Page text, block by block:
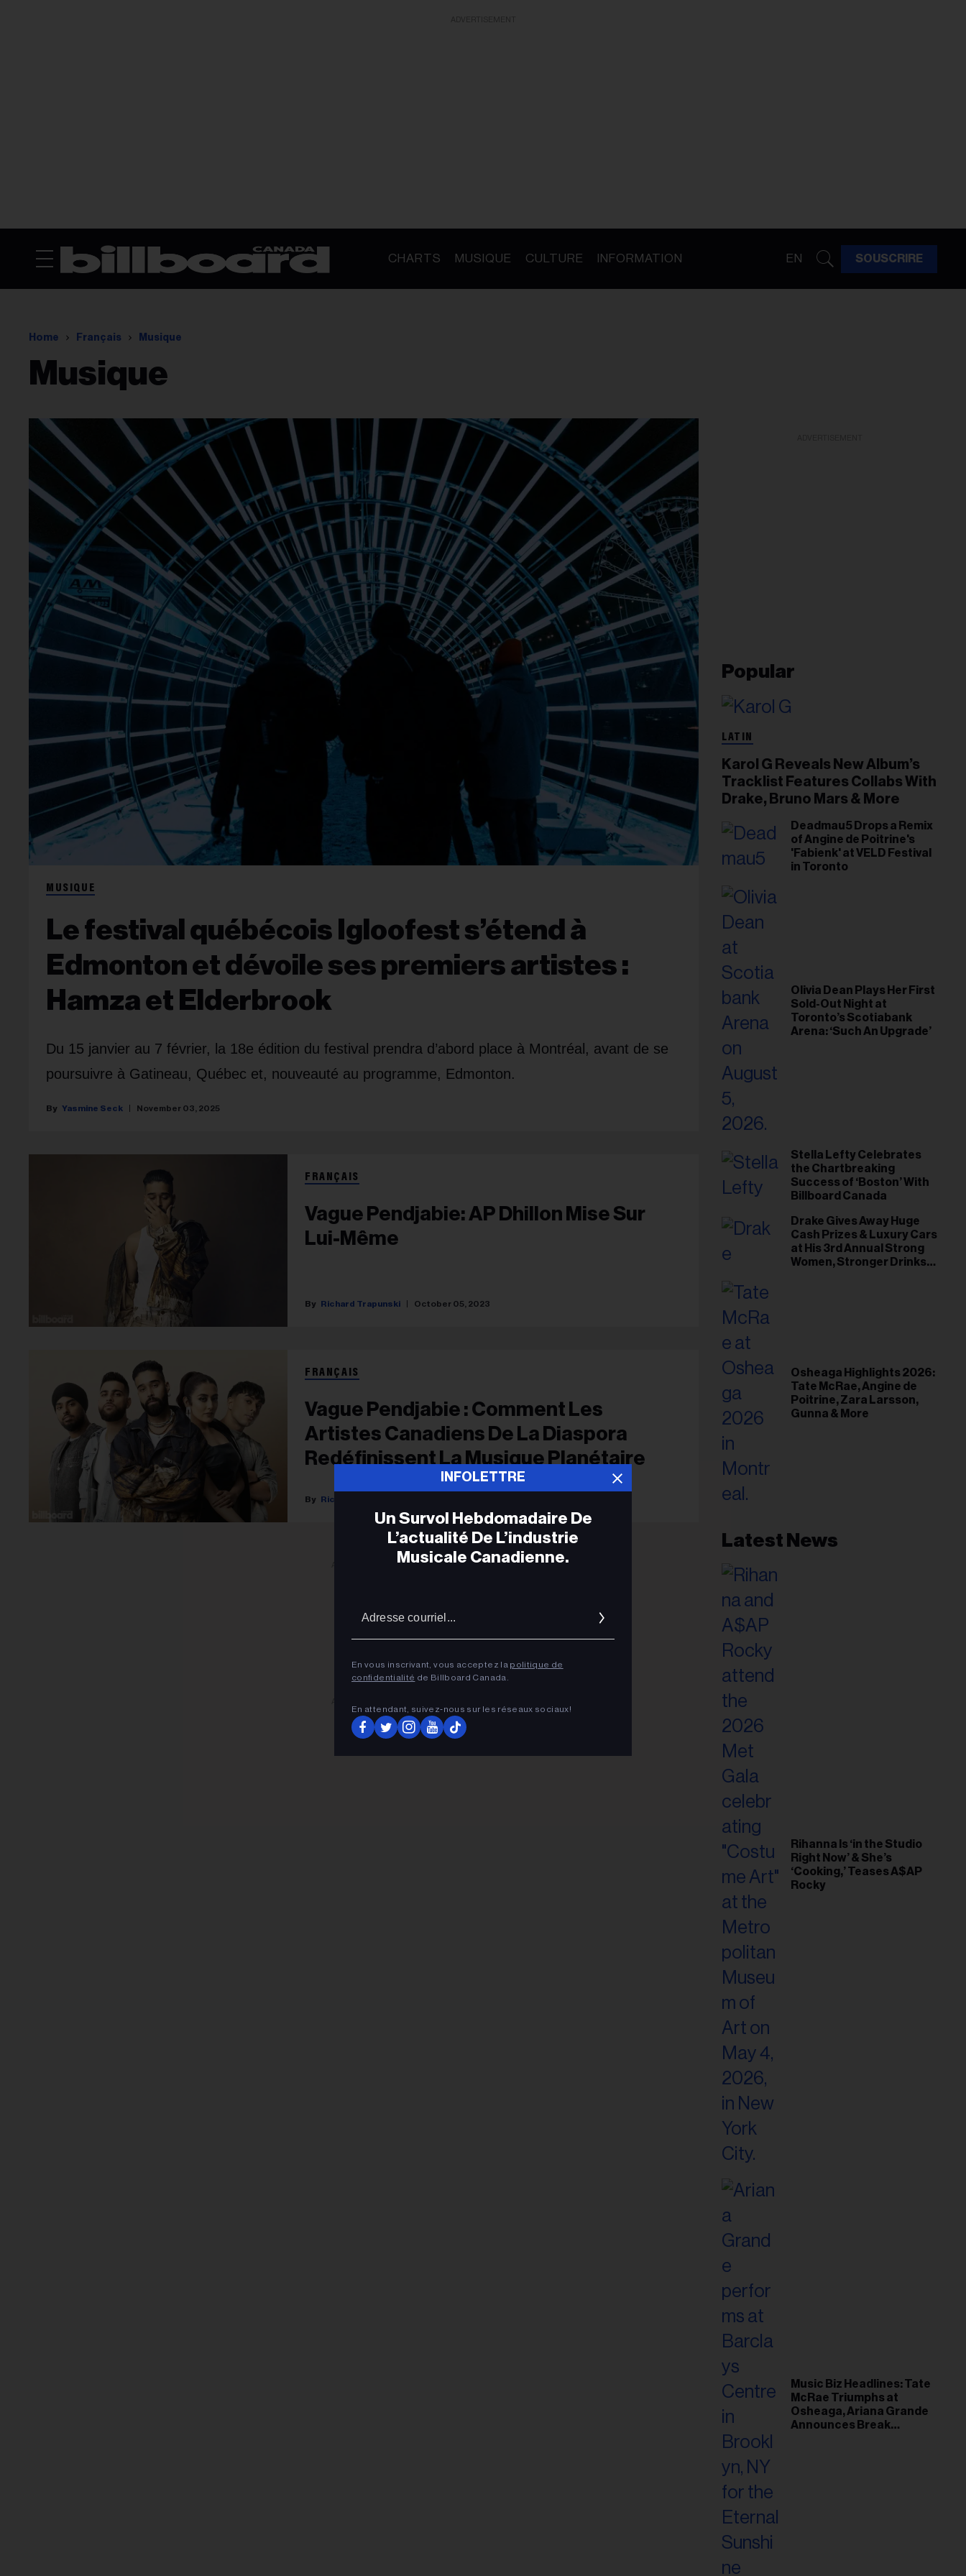
CHARTS MUSIQUE CULTURE INFORMATION EN SOUSCRIRE
Home Français Musique
Musique
MUSIQUE
Le festival québécois Igloofest s’étend à
Edmonton et dévoile ses premiers artistes :
Hamza et Elderbrook
Du 15 janvier au 7 février, la 18e édition du festival prendra d’abord place à Montréal, avant de se
poursuivre à Gatineau, Québec et, nouveauté au programme, Edmonton.
Yasmine Seck November 03, 2025
FRANÇAIS
Vague Pendjabie: AP Dhillon Mise Sur
Lui-Même
Richard Trapunski October 05, 2023
FRANÇAIS
Vague Pendjabie : Comment Les
Artistes Canadiens De La Diaspora
Redéfinissent La Musique Planétaire
Richard Trapunski
Popular
LATIN
Karol G Reveals New Album’s
Tracklist Features Collabs With
Drake, Bruno Mars & More
Deadmau5 Drops a Remix
of Angine de Poitrine's
'Fabienk' at VELD Festival
in Toronto
Olivia Dean Plays Her First
Sold-Out Night at
Toronto’s Scotiabank
Arena: ‘Such An Upgrade’
Stella Lefty Celebrates
the Chartbreaking
Success of ‘Boston’ With
Billboard Canada
Drake Gives Away Huge
Cash Prizes & Luxury Cars
at His 3rd Annual Strong
Women, Stronger Drinks
Osheaga Highlights 2026:
Tate McRae, Angine de
Poitrine, Zara Larsson,
Gunna & More
Latest News
Rihanna Is ‘in the Studio
Right Now’ & She’s
‘Cooking,’ Teases A$AP
Rocky
Music Biz Headlines: Tate
McRae Triumphs at
Osheaga, Ariana Grande
Announces Break
INFOLETTRE
Un Survol Hebdomadaire De
L’actualité De L’industrie
Musicale Canadienne.
En vous inscrivant, vous acceptez la politique de
confidentialité de Billboard Canada.
En attendant, suivez‑nous sur les réseaux sociaux!